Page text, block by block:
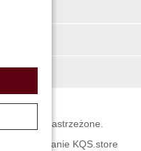
prawa zastrzeżone.
KQS.store